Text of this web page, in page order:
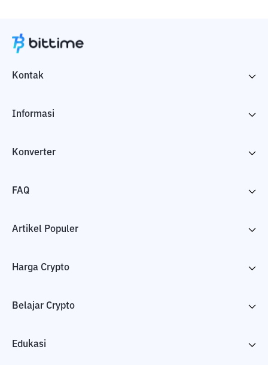
Kontak
Informasi
Konverter
FAQ
Artikel Populer
Harga Crypto
Belajar Crypto
Edukasi